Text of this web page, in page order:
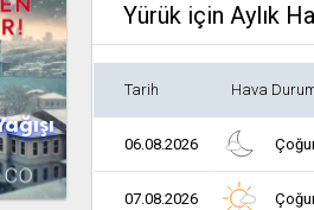
Yürük için Aylık
Tarih Hava
06.08.2026
07.08.2026